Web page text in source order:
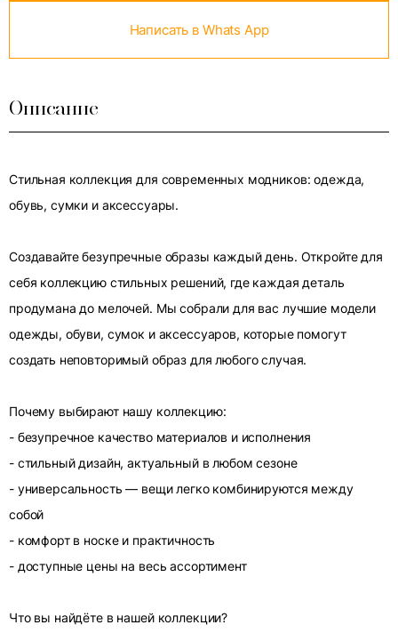
Написать в Whats App
Описание
Стильная коллекция для современных модников: одежда,
обувь, сумки и аксессуары.
Создавайте безупречные образы каждый день. Откройте для
себя коллекцию стильных решений, где каждая деталь
продумана до мелочей. Мы собрали для вас лучшие модели
одежды, обуви, сумок и аксессуаров, которые помогут
создать неповторимый образ для любого случая.
Почему выбирают нашу коллекцию:
- безупречное качество материалов и исполнения
- стильный дизайн, актуальный в любом сезоне
- универсальность — вещи легко комбинируются между
собой
- комфорт в носке и практичность
- доступные цены на весь ассортимент
Что вы найдёте в нашей коллекции?